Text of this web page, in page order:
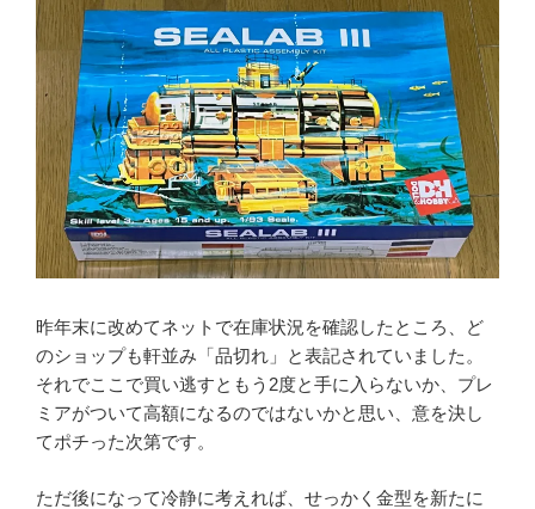
昨年末に改めてネットで在庫状況を確認したところ、ど
のショップも軒並み「品切れ」と表記されていました。
それでここで買い逃すともう2度と手に入らないか、プレ
ミアがついて高額になるのではないかと思い、意を決し
てポチった次第です。
ただ後になって冷静に考えれば、せっかく金型を新たに